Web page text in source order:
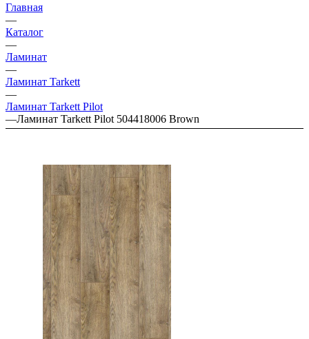
Главная
—
Каталог
—
Ламинат
—
Ламинат Tarkett
—
Ламинат Tarkett Pilot
—Ламинат Tarkett Pilot 504418006 Brown